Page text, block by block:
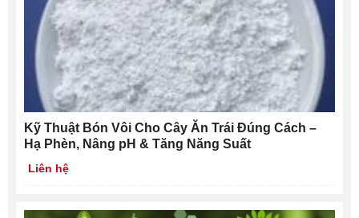
Kỹ Thuật Bón Vôi Cho Cây Ăn Trái Đúng Cách –
Hạ Phèn, Nâng pH & Tăng Năng Suất
Liên hệ